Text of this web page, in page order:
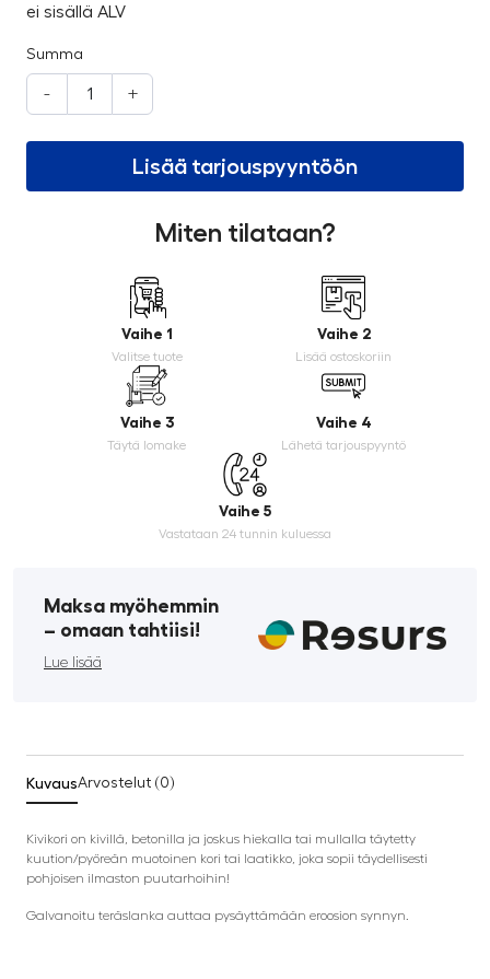
ei sisällä ALV
Summa
- +
Lisää tarjouspyyntöön
Miten tilataan?
Vaihe 1
Valitse tuote
Vaihe 2
Lisää ostoskoriin
Vaihe 3
Täytä lomake
Vaihe 4
Lähetä tarjouspyyntö
Vaihe 5
Vastataan 24 tunnin kuluessa
Maksa myöhemmin
­– omaan tahtiisi!
Lue lisää
KuvausArvostelut (0)
Kivikori on kivillä, betonilla ja joskus hiekalla tai mullalla täytetty
kuution/pyöreän muotoinen kori tai laatikko, joka sopii täydellisesti
pohjoisen ilmaston puutarhoihin!
Galvanoitu teräslanka auttaa pysäyttämään eroosion synnyn.